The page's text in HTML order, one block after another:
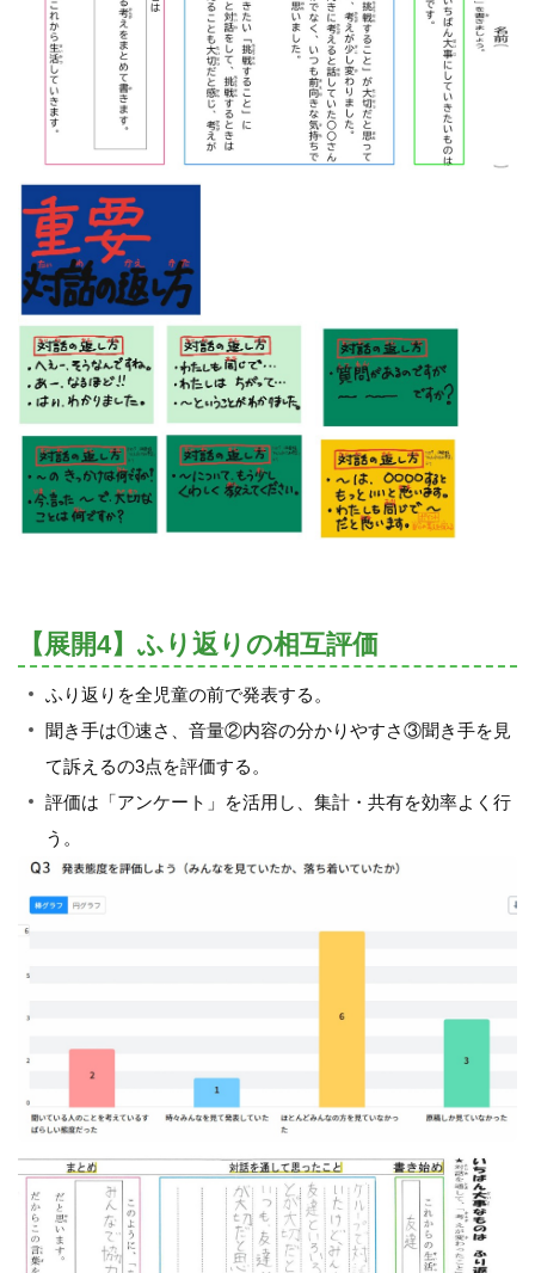
【展開4】ふり返りの相互評価
ふり返りを全児童の前で発表する。
聞き手は①速さ、音量②内容の分かりやすさ③聞き手を見
て訴えるの3点を評価する。
評価は「アンケート」を活用し、集計・共有を効率よく行
う。